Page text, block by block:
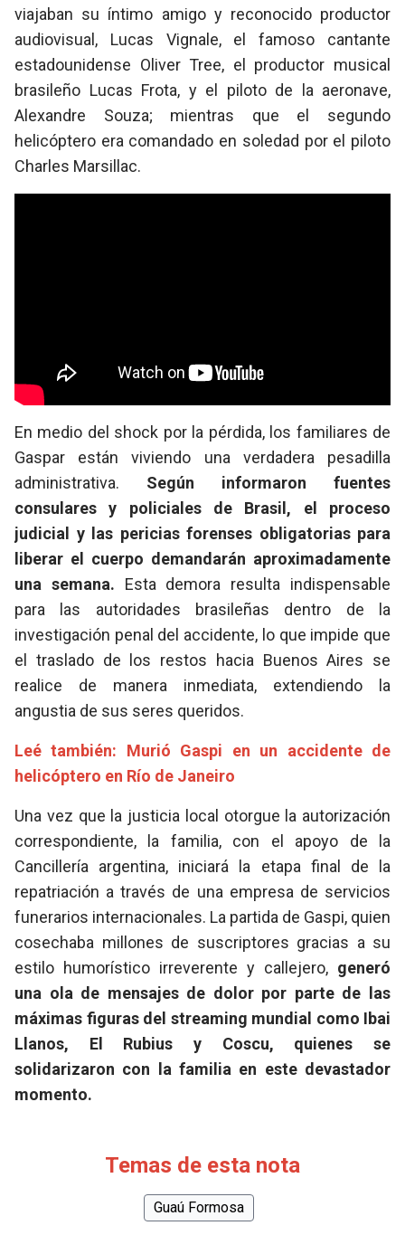
viajaban su íntimo amigo y reconocido productor
audiovisual, Lucas Vignale, el famoso cantante
estadounidense Oliver Tree, el productor musical
brasileño Lucas Frota, y el piloto de la aeronave,
Alexandre Souza; mientras que el segundo
helicóptero era comandado en soledad por el piloto
Charles Marsillac.
En medio del shock por la pérdida, los familiares de
Gaspar están viviendo una verdadera pesadilla
administrativa. Según informaron fuentes
consulares y policiales de Brasil, el proceso
judicial y las pericias forenses obligatorias para
liberar el cuerpo demandarán aproximadamente
una semana. Esta demora resulta indispensable
para las autoridades brasileñas dentro de la
investigación penal del accidente, lo que impide que
el traslado de los restos hacia Buenos Aires se
realice de manera inmediata, extendiendo la
angustia de sus seres queridos.
Leé también: Murió Gaspi en un accidente de
helicóptero en Río de Janeiro
Una vez que la justicia local otorgue la autorización
correspondiente, la familia, con el apoyo de la
Cancillería argentina, iniciará la etapa final de la
repatriación a través de una empresa de servicios
funerarios internacionales. La partida de Gaspi, quien
cosechaba millones de suscriptores gracias a su
estilo humorístico irreverente y callejero, generó
una ola de mensajes de dolor por parte de las
máximas figuras del streaming mundial como Ibai
Llanos, El Rubius y Coscu, quienes se
solidarizaron con la familia en este devastador
momento.
Temas de esta nota
Guaú Formosa